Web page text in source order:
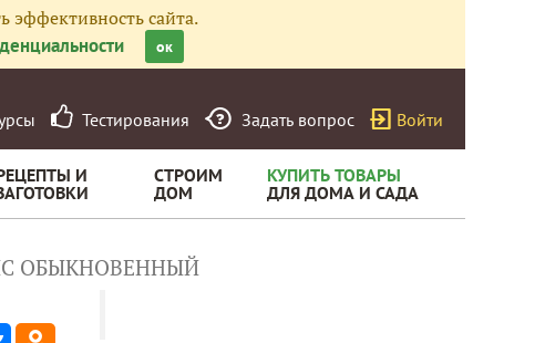
эффективность сайта.
ок
Тестирования Задать вопрос Войти
И
СТРОИМ
ДОМ
КУПИТЬ ТОВАРЫ
ДЛЯ ДОМА И САДА
ОБЫКНОВЕННЫЙ